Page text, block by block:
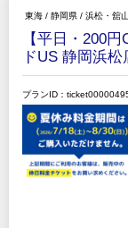
東海 / 静岡県 / 浜松・舘
【平日・200
ドUS 静岡浜松
プランID：